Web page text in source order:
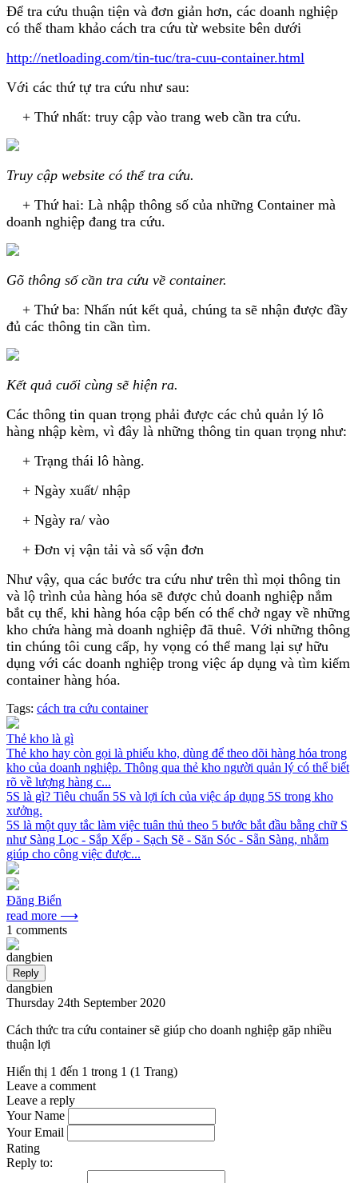
Để tra cứu thuận tiện và đơn giản hơn, các doanh nghiệp
có thể tham khảo cách tra cứu từ website bên dưới
http://netloading.com/tin-tuc/tra-cuu-container.html
Với các thứ tự tra cứu như sau:
+ Thứ nhất: truy cập vào trang web cần tra cứu.
Truy cập website có thể tra cứu.
+ Thứ hai: Là nhập thông số của những Container mà
doanh nghiệp đang tra cứu.
Gõ thông số cần tra cứu về container.
+ Thứ ba: Nhấn nút kết quả, chúng ta sẽ nhận được đầy
đủ các thông tin cần tìm.
Kết quả cuối cùng sẽ hiện ra.
Các thông tin quan trọng phải được các chủ quản lý lô
hàng nhập kèm, vì đây là những thông tin quan trọng như:
+ Trạng thái lô hàng.
+ Ngày xuất/ nhập
+ Ngày ra/ vào
+ Đơn vị vận tải và số vận đơn
Như vậy, qua các bước tra cứu như trên thì mọi thông tin
và lộ trình của hàng hóa sẽ được chủ doanh nghiệp nắm
bắt cụ thể, khi hàng hóa cập bến có thể chở ngay về những
kho chứa hàng mà doanh nghiệp đã thuê. Với những thông
tin chúng tôi cung cấp, hy vọng có thể mang lại sự hữu
dụng với các doanh nghiệp trong việc áp dụng và tìm kiếm
container hàng hóa.
Tags: cách tra cứu container
Thẻ kho là gì
Thẻ kho hay còn gọi là phiếu kho, dùng để theo dõi hàng hóa trong
kho của doanh nghiệp. Thông qua thẻ kho người quản lý có thể biết
rõ về lượng hàng c...
5S là gì? Tiêu chuẩn 5S và lợi ích của việc áp dụng 5S trong kho
xưởng.
5S là một quy tắc làm việc tuân thủ theo 5 bước bắt đầu bằng chữ S
như Sàng Lọc - Sắp Xếp - Sạch Sẽ - Săn Sóc - Sẵn Sàng, nhằm
giúp cho công việc được...
Đăng Biển
read more ⟶
1 comments
Reply
dangbien
Thursday 24th September 2020
Cách thức tra cứu container sẽ giúp cho doanh nghiệp găp nhiều
thuận lợi
Hiển thị 1 đến 1 trong 1 (1 Trang)
Leave a comment
Leave a reply
Your Name
Your Email
Rating
Reply to: